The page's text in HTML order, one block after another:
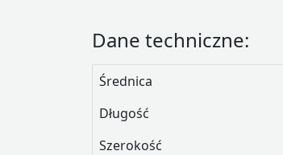
Dane techniczne:
Średnica
Długość
Szerokość